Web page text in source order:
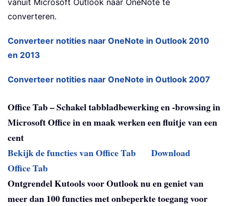
vanuit Microsoft Outlook naar OneNote te
converteren.
Converteer notities naar OneNote in Outlook 2010
en 2013
Converteer notities naar OneNote in Outlook 2007
Office Tab – Schakel tabbladbewerking en -browsing in
Microsoft Office in en maak werken een fluitje van een
cent
Bekijk de functies van Office Tab
Download
Office Tab
Ontgrendel Kutools voor Outlook nu en geniet van
meer dan 100 functies met onbeperkte toegang voor